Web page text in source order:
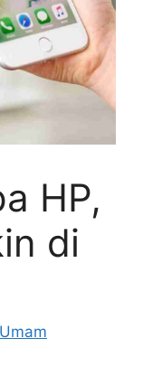
HP,
di